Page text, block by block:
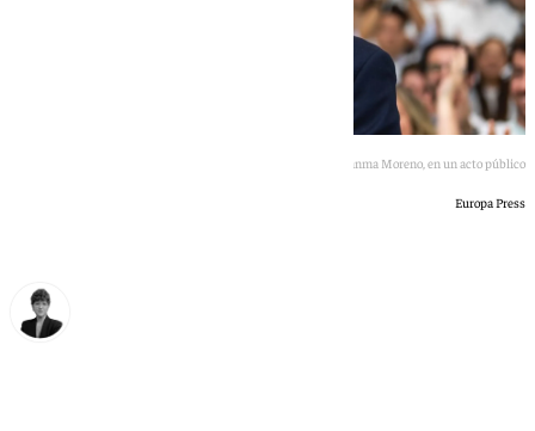
Juanma Moreno, en un acto público
Europa Press